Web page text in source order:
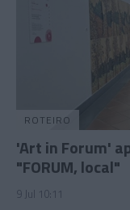
ROTEIRO
'Art in Forum'
"FORUM, local"
9 Jul 10:11